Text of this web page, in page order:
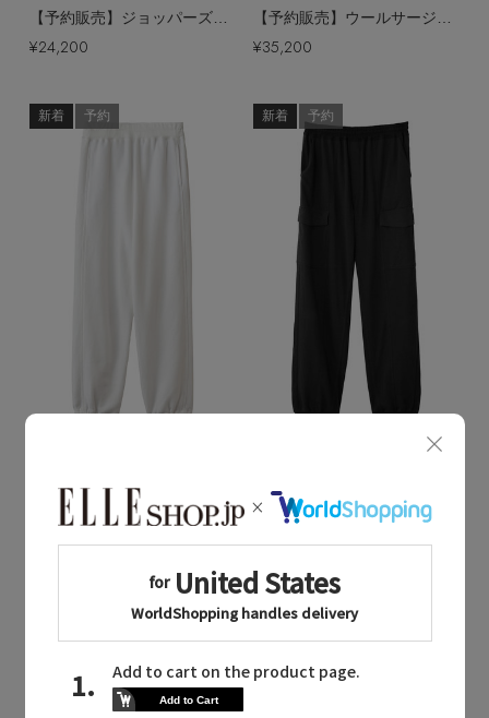
¥35,200
【予約販売】ジョッパーズニットパンツ
¥24,200
新着 予約
¥26,400
新着 予約
TICCA
【予約販売】ダウニーウラケサイドラインパンツ
¥25,300
新着 予約